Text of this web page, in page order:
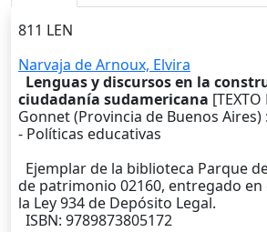
811 LEN
Narvaja de Arnoux, Elvira
Lenguas y discursos en la
ciudadanía sudamericana
Gonnet (Provincia de Buenos Aires) :
- Políticas educativas
Ejemplar de la biblioteca Parque
de patrimonio 02160, entregado
la Ley 934 de Depósito Legal.
ISBN: 9789873805172